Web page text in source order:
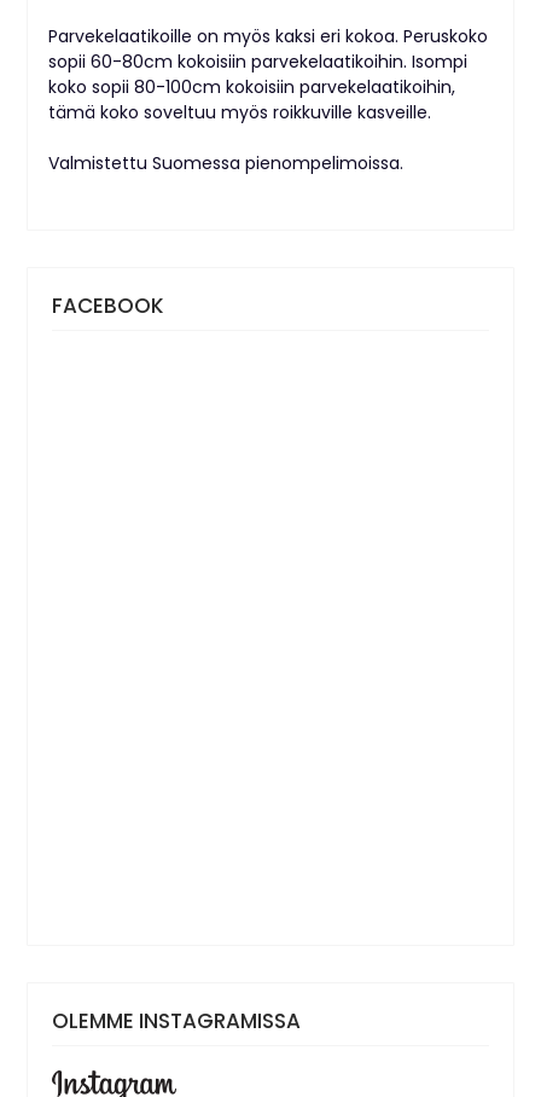
Parvekelaatikoille on myös kaksi eri kokoa. Peruskoko
sopii 60-80cm kokoisiin parvekelaatikoihin. Isompi
koko sopii 80-100cm kokoisiin parvekelaatikoihin,
tämä koko soveltuu myös roikkuville kasveille.
Valmistettu Suomessa pienompelimoissa.
FACEBOOK
OLEMME INSTAGRAMISSA